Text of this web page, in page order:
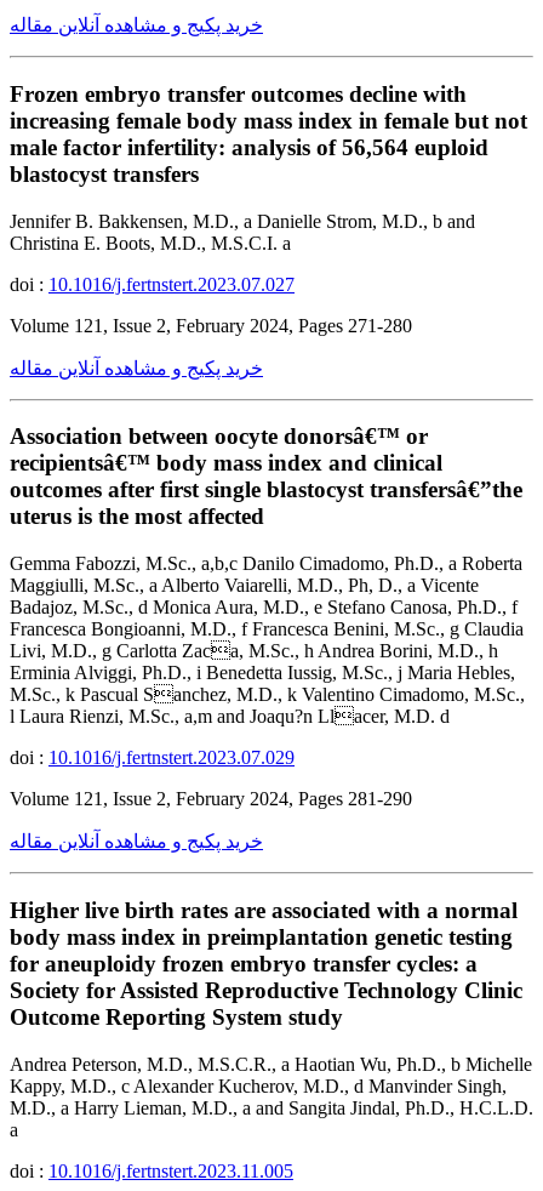
خرید پکیج و مشاهده آنلاین مقاله
Frozen embryo transfer outcomes decline with
increasing female body mass index in female but not
male factor infertility: analysis of 56,564 euploid
blastocyst transfers
Jennifer B. Bakkensen, M.D., a Danielle Strom, M.D., b and
Christina E. Boots, M.D., M.S.C.I. a
doi : 10.1016/j.fertnstert.2023.07.027
Volume 121, Issue 2, February 2024, Pages 271-280
خرید پکیج و مشاهده آنلاین مقاله
Association between oocyte donorsâ€™ or
recipientsâ€™ body mass index and clinical
outcomes after first single blastocyst transfersâ€”the
uterus is the most affected
Gemma Fabozzi, M.Sc., a,b,c Danilo Cimadomo, Ph.D., a Roberta
Maggiulli, M.Sc., a Alberto Vaiarelli, M.D., Ph, D., a Vicente
Badajoz, M.Sc., d Monica Aura, M.D., e Stefano Canosa, Ph.D., f
Francesca Bongioanni, M.D., f Francesca Benini, M.Sc., g Claudia
Livi, M.D., g Carlotta Zaca, M.Sc., h Andrea Borini, M.D., h
Erminia Alviggi, Ph.D., i Benedetta Iussig, M.Sc., j Maria Hebles,
M.Sc., k Pascual Sanchez, M.D., k Valentino Cimadomo, M.Sc.,
l Laura Rienzi, M.Sc., a,m and Joaqu?n Llacer, M.D. d
doi : 10.1016/j.fertnstert.2023.07.029
Volume 121, Issue 2, February 2024, Pages 281-290
خرید پکیج و مشاهده آنلاین مقاله
Higher live birth rates are associated with a normal
body mass index in preimplantation genetic testing
for aneuploidy frozen embryo transfer cycles: a
Society for Assisted Reproductive Technology Clinic
Outcome Reporting System study
Andrea Peterson, M.D., M.S.C.R., a Haotian Wu, Ph.D., b Michelle
Kappy, M.D., c Alexander Kucherov, M.D., d Manvinder Singh,
M.D., a Harry Lieman, M.D., a and Sangita Jindal, Ph.D., H.C.L.D.
a
doi : 10.1016/j.fertnstert.2023.11.005